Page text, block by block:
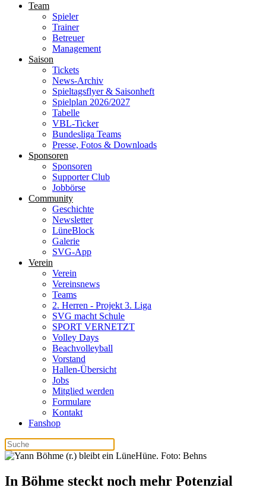
Team
Spieler
Trainer
Betreuer
Management
Saison
Tickets
News-Archiv
Spieltagsflyer & Saisonheft
Spielplan 2026/2027
Tabelle
VBL-Ticker
Bundesliga Teams
Presse, Fotos & Downloads
Sponsoren
Sponsoren
Supporter Club
Jobbörse
Community
Geschichte
Newsletter
LüneBlock
Galerie
SVG-App
Verein
Verein
Vereinsnews
Teams
2. Herren - Projekt 3. Liga
SVG macht Schule
SPORT VERNETZT
Volley Days
Beachvolleyball
Vorstand
Hallen-Übersicht
Jobs
Mitglied werden
Formulare
Kontakt
Fanshop
In Böhme steckt noch mehr Potenzial